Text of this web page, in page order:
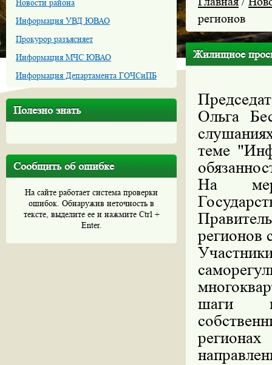
Новости района
Информация УВД ЮВАО
Прокурор разъясняет
Информация МЧС ЮВАО
Информация Департамента ГОЧСиПБ
Полезно знать
Сообщить об ошибке
На сайте работает система проверки
ошибок. Обнаружив неточность в
тексте, выделите ее и нажмите Ctrl +
Enter.
регионов
Жилищное
Ольга
теме
На
регионов
шаги